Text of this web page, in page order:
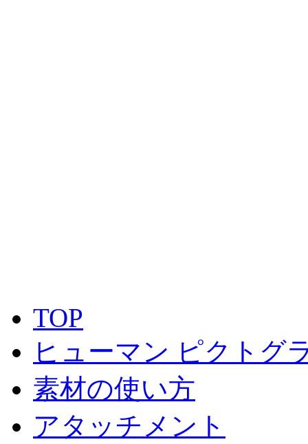
TOP
ヒューマン ピクトグ
素材の使い方
アタッチメント